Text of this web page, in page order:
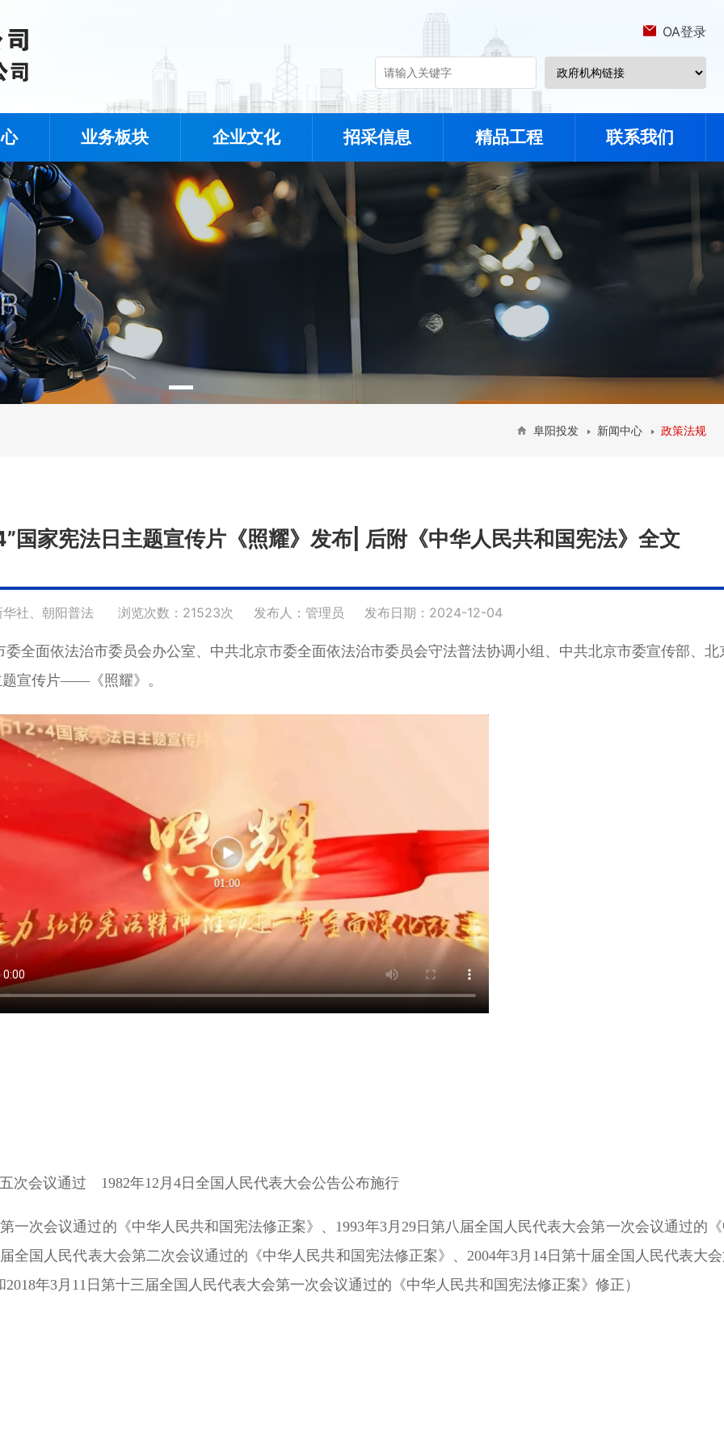
OA登录
业务板块 企业文化 招采信息 精品工程 联系我们
阜阳投发 新闻中心 政策法规
国家宪法日主题宣传片《照耀》发布| 后附《中华人民共和国宪法》全文
社、朝阳普法 浏览次数：21523次 发布人：管理员 发布日期：2024-12-04
全面依法治市委员会办公室、中共北京市委全面依法治市委员会守法普法协调小组、中共北京市委宣传部、北
题宣传片——《照耀》。
次会议通过 1982年12月4日全国人民代表大会公告公布施行
一次会议通过的《中华人民共和国宪法修正案》、1993年3月29日第八届全国人民代表大会第一次会议通过的
全国人民代表大会第二次会议通过的《中华人民共和国宪法修正案》、2004年3月14日第十届全国人民代表大
年3月11日第十三届全国人民代表大会第一次会议通过的《中华人民共和国宪法修正案》修正）